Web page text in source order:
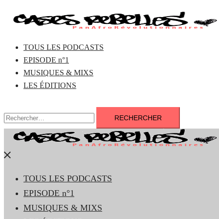
TOUS LES PODCASTS
EPISODE n°1
MUSIQUES & MIXS
LES ÉDITIONS
Rechercher :
Fermer
menu
TOUS LES PODCASTS
EPISODE n°1
MUSIQUES & MIXS